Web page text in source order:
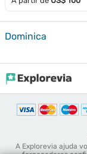
Dominica
A Explorevia ajuda